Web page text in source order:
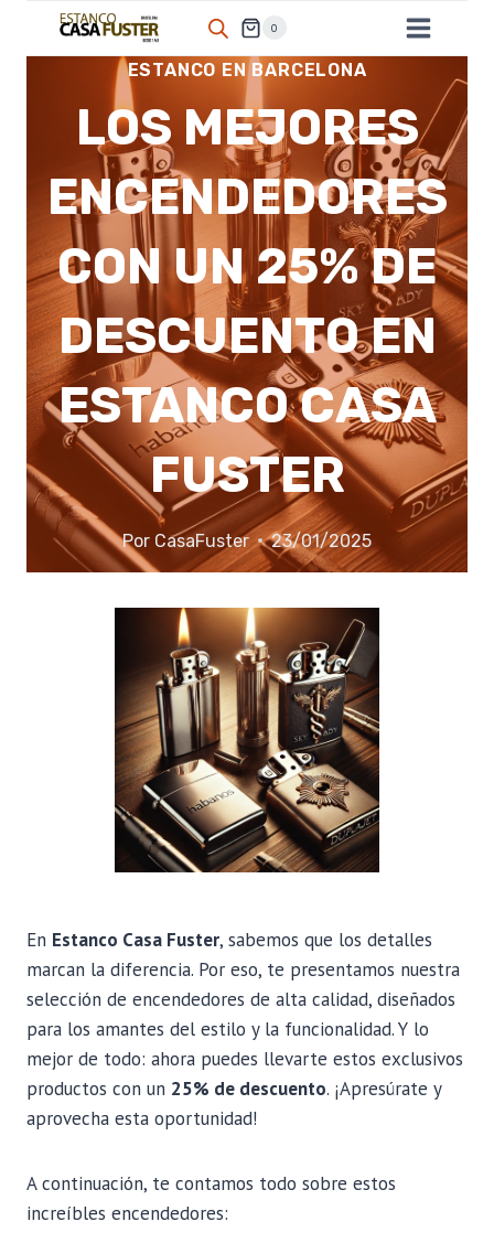
0
ESTANCO EN BARCELONA
LOS MEJORES
ENCENDEDORES
CON UN 25% DE
DESCUENTO EN
ESTANCO CASA
FUSTER
Por CasaFuster 23/01/2025
En Estanco Casa Fuster, sabemos que los detalles
marcan la diferencia. Por eso, te presentamos nuestra
selección de encendedores de alta calidad, diseñados
para los amantes del estilo y la funcionalidad. Y lo
mejor de todo: ahora puedes llevarte estos exclusivos
productos con un 25% de descuento. ¡Apresúrate y
aprovecha esta oportunidad!
A continuación, te contamos todo sobre estos
increíbles encendedores: